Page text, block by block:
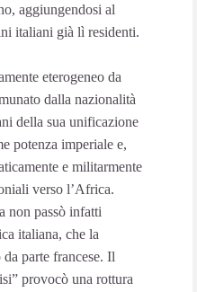
aggiungendosi al
italiani già lì residenti.
eterogeneo da
dalla nazionalità
della sua unificazione
potenza imperiale e,
e militarmente
verso l’Africa.
non passò infatti
italiana, che la
parte francese. Il
provocò una rottura